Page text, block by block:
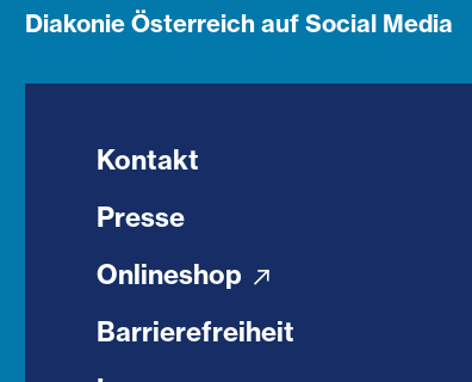
Diakonie Österreich auf Social Media
Kontakt
Presse
Onlineshop
Barrierefreiheit